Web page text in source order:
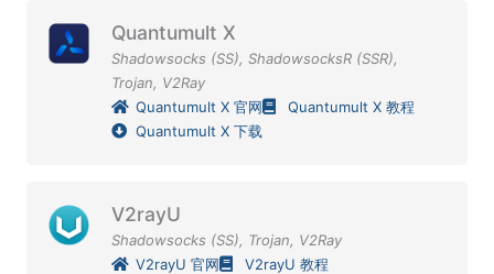
Quantumult X
Shadowsocks (SS), ShadowsocksR (SSR),
Trojan, V2Ray
Quantumult X 官网
Quantumult X 教程
Quantumult X 下载
V2rayU
Shadowsocks (SS), Trojan, V2Ray
V2rayU 官网
V2rayU 教程